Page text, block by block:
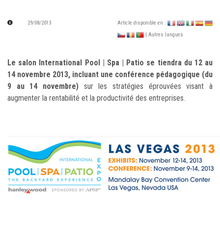
29/08/2013
Article disponible en :
| Autres langues
Le salon International Pool | Spa | Patio se tiendra du 12 au
14 novembre 2013, incluant une conférence pédagogique (du
9 au 14 novembre) sur les stratégies éprouvées visant à
augmenter la rentabilité et la productivité des entreprises.